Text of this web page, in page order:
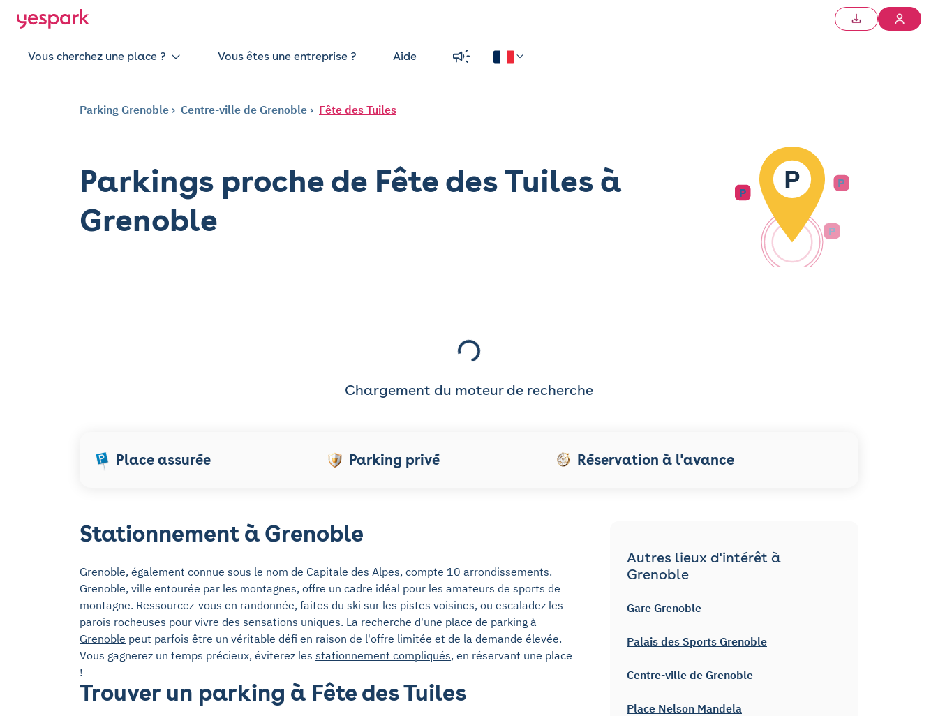
Vous cherchez une place ? Vous êtes une entreprise ? Aide
Parking Grenoble Centre-ville de Grenoble Fête des Tuiles
Parkings proche de Fête des Tuiles à
Grenoble
P
P
P
P
Chargement du moteur de recherche
Place assurée Parking privé Réservation à l'avance
Stationnement à Grenoble
Grenoble, également connue sous le nom de Capitale des Alpes, compte 10 arrondissements.
Grenoble, ville entourée par les montagnes, offre un cadre idéal pour les amateurs de sports de
montagne. Ressourcez-vous en randonnée, faites du ski sur les pistes voisines, ou escaladez les
parois rocheuses pour vivre des sensations uniques. La recherche d'une place de parking à
Grenoble peut parfois être un véritable défi en raison de l'offre limitée et de la demande élevée.
Vous gagnerez un temps précieux, éviterez les stationnement compliqués, en réservant une place
!
Trouver un parking à Fête des Tuiles
Autres lieux d'intérêt à
Grenoble
Gare Grenoble
Palais des Sports Grenoble
Centre-ville de Grenoble
Place Nelson Mandela